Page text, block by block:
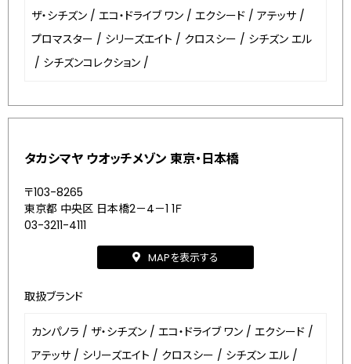
ザ・シチズン / エコ・ドライブ ワン / エクシード / アテッサ /
プロマスター / シリーズエイト / クロスシー / シチズン エル
/ シチズンコレクション /
タカシマヤ ウオッチメゾン 東京・日本橋
〒103-8265
東京都 中央区 日本橋2－4－1 1Ｆ
03-3211-4111
MAPを表示する
取扱ブランド
カンパノラ / ザ・シチズン / エコ・ドライブ ワン / エクシード /
アテッサ / シリーズエイト / クロスシー / シチズン エル /